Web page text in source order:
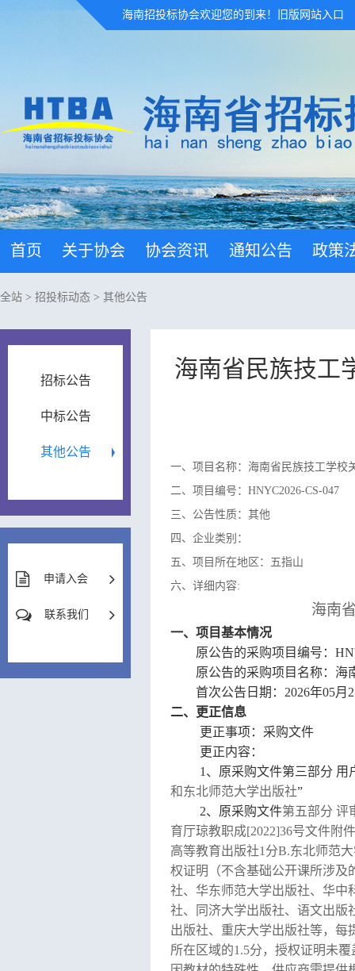
海南招投标协会欢迎您的到来！ 旧版网站入口
首页 关于协会 协会资讯 通知公告 政策
全站 > 招投标动态 > 其他公告
招标公告
中标公告
其他公告
申请入会
联系我们
海南省民族技工
一、项目名称：海南省民族技工学校
二、项目编号：HNYC2026-CS-047
三、公告性质：其他
四、企业类别：
五、项目所在地区：五指山
六、详细内容:
海南
一、项目基本情况
原公告的采购项目编号：
原公告的采购项目名称：海
首次公告日期： 2026年05月
二、更正信息
更正事项：采购文件
更正内容：
1、原采购文件第三部分 用
和东北师范大学出版社”
2、原采购文件第五部分 评
育厅琼教职成[2022]36号文件附
高等教育出版社1 分B.东北师范
权证明（不含基础公开课所涉及
社、 华东师范大学出版社、 华中
社、 同济大学出版社、 语文出版
出版社、 重庆大学出版社等，每
所在区域的1.5分，授权证明未